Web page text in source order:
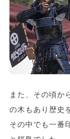
また、その頃か
の木もあり歴史
その中でも一番